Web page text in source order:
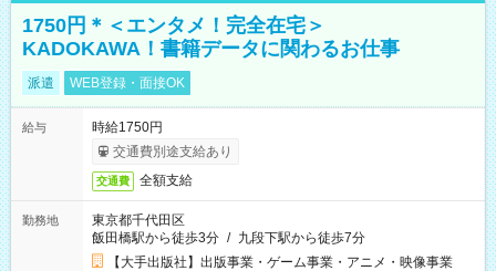
1750円＊＜エンタメ！完全在宅＞
KADOKAWA！書籍データに関わるお仕事
派遣 WEB登録・面接OK
給与
時給1750円
交通費別途支給あり
交通費 全額支給
勤務地
東京都千代田区
飯田橋駅から徒歩3分 / 九段下駅から徒歩7分
【大手出版社】出版事業・ゲーム事業・アニメ・映像事業